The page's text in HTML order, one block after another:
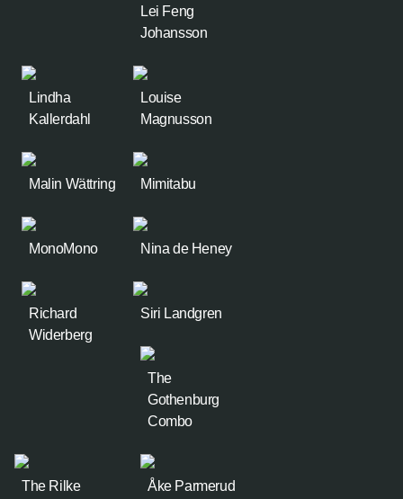
Lei Feng
Johansson
Lindha
Kallerdahl
Louise
Magnusson
Malin Wättring Mimitabu
MonoMono Nina de Heney
Richard
Widerberg
Siri Landgren
The
Gothenburg
Combo
The Rilke
Åke Parmerud